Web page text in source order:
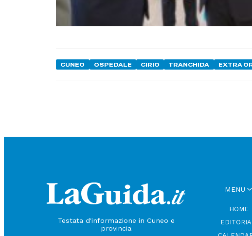
CUNEO OSPEDALE CIRIO TRANCHIDA EXTRA
Testata d'informazione in Cuneo e
provincia
MENU
HOME